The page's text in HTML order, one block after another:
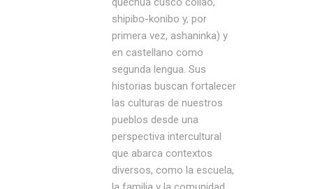
shipibo-konibo y, por
primera vez, ashaninka) y
en castellano como
segunda lengua. Sus
historias buscan fortalecer
las culturas de nuestros
pueblos desde una
perspectiva intercultural
que abarca contextos
diversos, como la escuela,